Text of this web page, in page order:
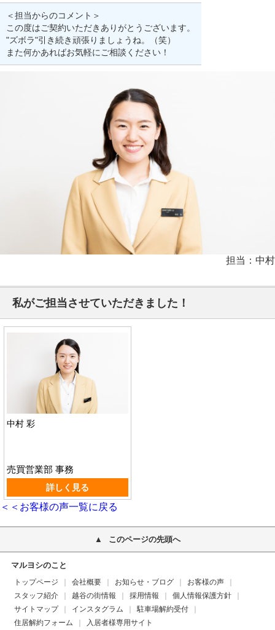
＜担当からのコメント＞
この度はご契約いただきありがとうございます。
"ズボラ"引き続き頑張りましょうね。（笑）
また何かあればお気軽にご相談ください！
担当：中村
私がご担当させていただきました！
中村 彩
売買営業部 事務
詳しく見る
＜＜お客様の声一覧に戻る
このページの先頭へ
マルヨシのこと
トップページ 会社概要 お知らせ・ブログ
お客様の声
スタッフ紹介
越谷の街情報 採用情報
個人情報保護方針
サイトマップ
インスタグラム
駐車場解約受付
住居解約フォーム
入居者様専用サイト